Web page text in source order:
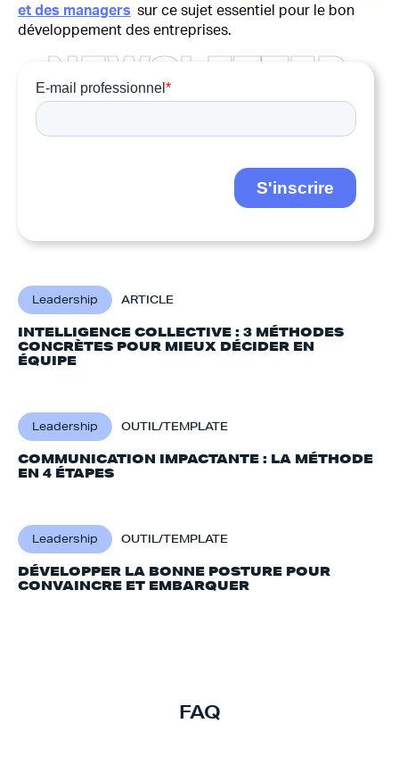
et des managers sur ce sujet essentiel pour le bon
développement des entreprises.
NEWSL ETTER
Leadership ARTICLE
INTELLIGENCE COLLECTIVE : 3 MÉTHODES
CONCRÈTES POUR MIEUX DÉCIDER EN
ÉQUIPE
Leadership OUTIL/TEMPLATE
COMMUNICATION IMPACTANTE : LA MÉTHODE
EN 4 ÉTAPES
Leadership OUTIL/TEMPLATE
DÉVELOPPER LA BONNE POSTURE POUR
CONVAINCRE ET EMBARQUER
FAQ